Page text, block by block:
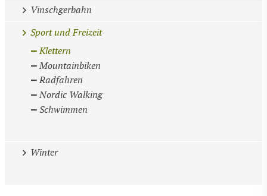
Vinschgerbahn
Sport und Freizeit
Klettern
Mountainbiken
Radfahren
Nordic Walking
Schwimmen
Winter